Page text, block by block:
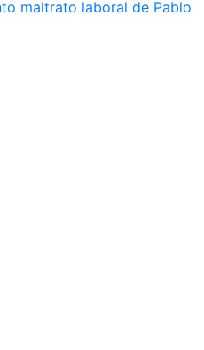
maltrato laboral de Pablo